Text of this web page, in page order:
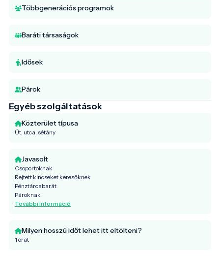
Többgenerációs programok
Baráti társaságok
Idősek
Párok
Egyéb szolgáltatások
Közterület típusa
Út, utca, sétány
Javasolt
Csoportoknak
Rejtett kincseket keresőknek
Pénztárcabarát
Pároknak
További információ
Milyen hosszú időt lehet itt eltölteni?
1 órát